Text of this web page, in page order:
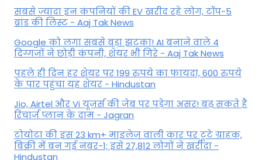
सबसे ज्यादा इन कंपनियों की EV खरीद रहे लोग, टॉप-5
ब्रांड की लिस्ट - Aaj Tak News
Google को लगा सबसे बड़ा झटका! AI बनाने वाले 4
दिग्गजों ने छोड़ी कंपनी, शेयर भी गिरे - Aaj Tak News
पहले ही दिन हर शेयर पर 199 रुपये का फायदा, 600 रुपये
के पार पहुंचा यह शेयर - Hindustan
Jio, Airtel और Vi यूजर्स की जेब पर पड़ेगा असर! बढ़ सकते हैं
रिचार्ज प्लान के दाम - Jagran
टोयोटा की इस 23 km+ माइलेज वाली कार पर टूटे ग्राहक,
बिक्री में बन गई नंबर-1; इसे 27,812 लोगों ने खरीदा -
Hindustan